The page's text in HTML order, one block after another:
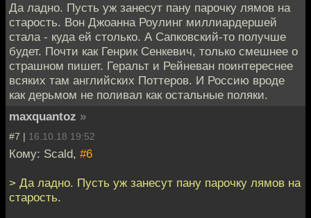
Да ладно. Пусть уж занесут пану парочку лямов на
старость. Вон Джоанна Роулинг миллиардершей
стала - куда ей столько. А Сапковский-то получше
будет. Почти как Генрик Сенкевич, только смешнее о
страшном пишет. Геральт и Рейневан поинтереснее
всяких там английских Поттеров. И Россию вроде
как дерьмом не поливал как остальные поляки.
maxquantoz »
#7 | 16.10.18 19:52
Кому: Scald, #6
> Да ладно. Пусть уж занесут пану парочку лямов на
старость.